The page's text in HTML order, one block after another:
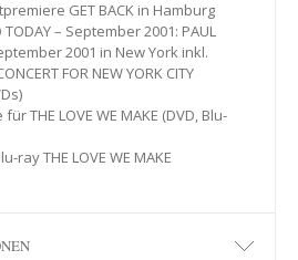
GET BACK in Hamburg
TODAY – September 2001: PAUL
2001 in New York inkl.
FOR NEW YORK CITY
THE LOVE WE MAKE (DVD, Blu-
ray THE LOVE WE MAKE